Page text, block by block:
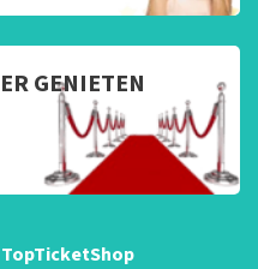
GENIETEN
TopTicketShop